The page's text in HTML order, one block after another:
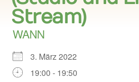
Stream)
WANN
3. März 2022
19:00 - 19:50